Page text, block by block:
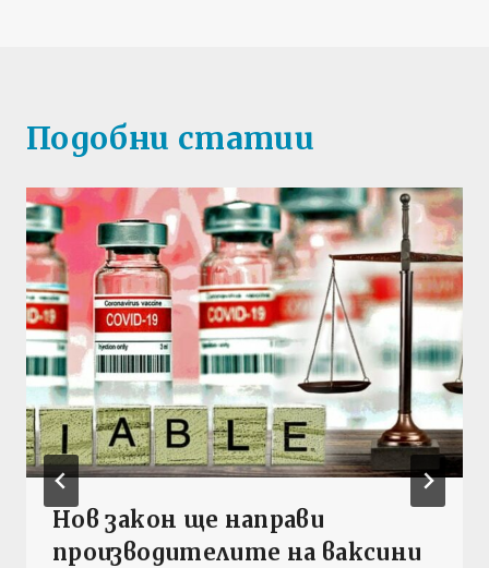
Подобни статии
Нов закон ще направи
производителите на ваксини